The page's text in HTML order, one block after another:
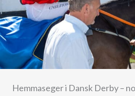
Hemmaseger i Dansk Derby –